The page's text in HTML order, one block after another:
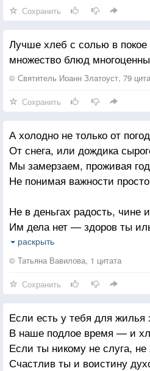
Сохранить
Лучше хлеб с солью в
множество блюд
© Святитель Иоанн Златоуст, 79
Сохранить
А холодно не только от
От снега, или дождика
Мы замерзаем, проживая
Не понимая важности
Не в деньгах радость, чине
Им дела нет — здоров ты
Простое человеческое
Когда есть те, кому ты очень
Кто ждет тебя домой, глядя в
И без притворства
Не страшно, если в доме
Страшней, когда любви там
раскрыть
© Татьяна Вавилова, 1 цитата
Сохранить
Если есть у тебя для жилья
В наше подлое время — и
Если ты никому не слуга,
Счастлив ты и воистину